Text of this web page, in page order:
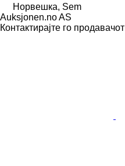
Норвешка, Sem
Auksjonen.no AS
Контактирајте го продавачот